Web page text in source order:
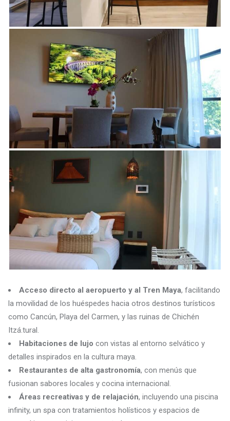
Acceso directo al aeropuerto y al Tren Maya, facilitando
la movilidad de los huéspedes hacia otros destinos turísticos
como Cancún, Playa del Carmen, y las ruinas de Chichén
Itzá.tural.
Habitaciones de lujo con vistas al entorno selvático y
detalles inspirados en la cultura maya.
Restaurantes de alta gastronomía, con menús que
fusionan sabores locales y cocina internacional.
Áreas recreativas y de relajación, incluyendo una piscina
infinity, un spa con tratamientos holísticos y espacios de